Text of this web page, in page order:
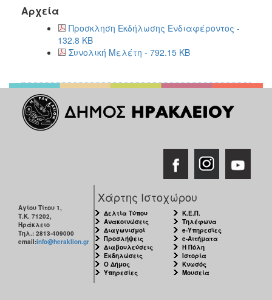
Αρχεία
Προσκληση Εκδήλωσης Ενδιαφέροντος -
132.8 KB
Συνολική Μελέτη - 792.15 KB
Αγίου Τίτου 1,
Τ.Κ. 71202,
Ηράκλειο
Τηλ.: 2813-409000
email:info@heraklion.gr
Χάρτης Ιστοχώρου
Δελτία Τύπου
Ανακοινώσεις
Διαγωνισμοί
Προσλήψεις
Διαβουλεύσεις
Εκδηλώσεις
Ο Δήμος
Υπηρεσίες
Κ.Ε.Π.
Τηλέφωνα
e-Υπηρεσίες
e-Αιτήματα
Η Πόλη
Ιστορία
Κνωσός
Μουσεία